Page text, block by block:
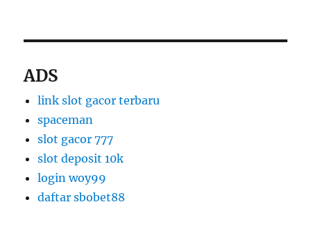
ADS
link slot gacor terbaru
spaceman
slot gacor 777
slot deposit 10k
login woy99
daftar sbobet88